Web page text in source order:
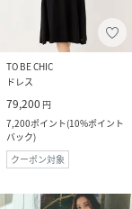
TO BE CHIC
ドレス
79,200 円
7,200ポイント(10%ポイント
バック)
クーポン対象